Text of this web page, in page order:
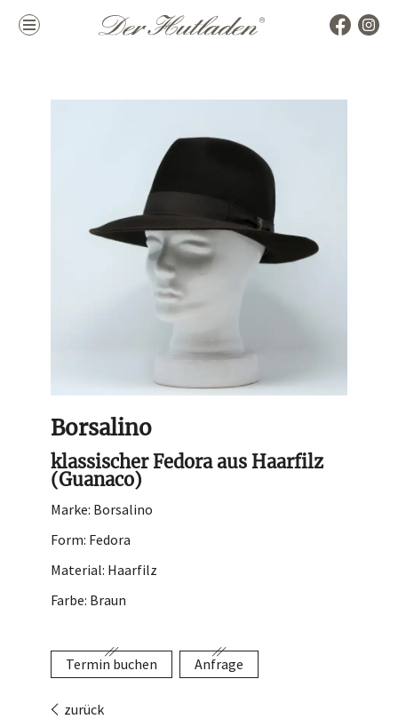
Marken
alle Marken
Top Marken
La Mouche
Sommer
Winter
Hutladen
Portrait
Service
Termin buchen
Kontakt
Borsalino
klassischer Fedora aus Haarfilz
(Guanaco)
Marke: Borsalino
Form: Fedora
Material: Haarfilz
Farbe: Braun
Termin buchen Anfrage
zurück